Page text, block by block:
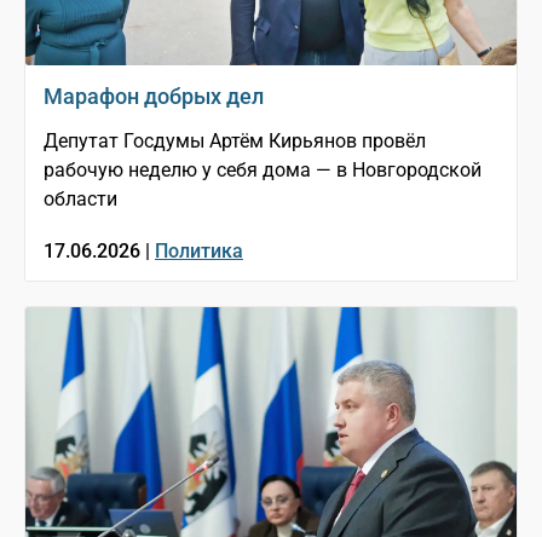
Марафон добрых дел
Депутат Госдумы Артём Кирьянов провёл
рабочую неделю у себя дома — в Новгородской
области
17.06.2026 | Политика